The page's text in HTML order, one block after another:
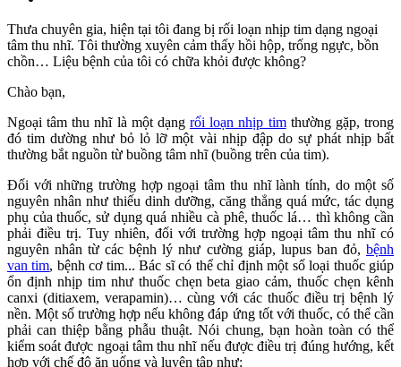
Thưa chuyên gia, hiện tại tôi đang bị rối loạn nhịp tim dạng ngoại
tâm thu nhĩ. Tôi thường xuyên cảm thấy hồi hộp, trống ngực, bồn
chồn… Liệu bệnh của tôi có chữa khỏi được không?
Chào bạn,
Ngoại tâm thu nhĩ là một dạngrối loạn nhịp timthường gặp, trong
đó tim dường như bỏ lỏ lỡ một vài nhịp đập do sự phát nhịp bất
thường bắt nguồn từ buồng tâm nhĩ (buồng trên của tim).
Đối với những trường hợp ngoại tâm thu nhĩ lành tính, do một số
nguyên nhân như thiếu dinh dưỡng, căng thẳng quá mức, tác dụng
phụ của thuốc, sử dụng quá nhiều cà phê, thuốc lá… thì không cần
phải điều trị. Tuy nhiên, đối với trường hợp ngoại tâm thu nhĩ có
nguyên nhân từ các bệnh lý như cường giáp, lupus ban đỏ, bệnh
van tim, bệnh cơ tim... Bác sĩ có thể chỉ định một số loại thuốc giúp
ổn định nhịp tim như thuốc chẹn beta giao cảm, thuốc chẹn kênh
canxi (ditiaxem, verapamin)… cùng với các thuốc điều trị bệnh lý
nền. Một số trường hợp nếu không đáp ứng tốt với thuốc, có thể cần
phải can thiệp bằng phẫu thuật. Nói chung, bạn hoàn toàn có thể
kiểm soát được ngoại tâm thu nhĩ nếu được điều trị đúng hướng, kết
hợp với chế độ ăn uống và luyện tập như: